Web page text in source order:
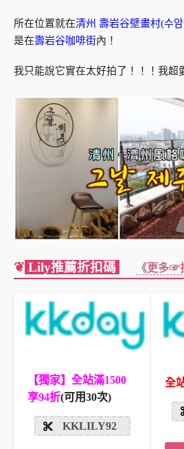
所在位置就在清州 壽岩谷壁畫村(수
是在壽岩谷咖啡街內！
我只能說它實在太好拍了！！！我超
❦ Lily推薦折扣碼 《更多☞
【獨家】全站滿1500
享94折(可用30次)
KKLILY92
全